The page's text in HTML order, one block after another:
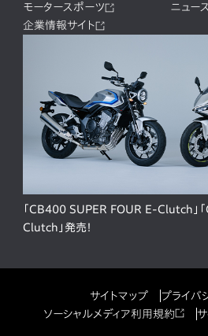
モータースポーツ
ニュー
企業情報サイト
「CB400 SUPER FOUR E-Clutch」
Clutch」発売！
サイトマップ
プライバ
ソーシャルメディア利用規約